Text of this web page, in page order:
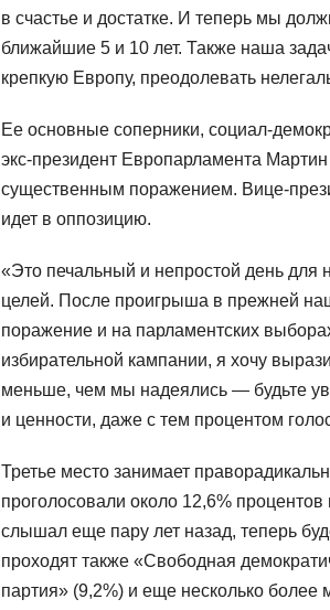
в счастье и достатке. И теперь мы
ближайшие 5 и 10 лет. Также наша
крепкую Европу, преодолевать
Ее основные соперники, социал-
экс-президент Европарламента
существенным поражением. Вице-
идет в оппозицию.
«Это печальный и непростой день для
целей. После проигрыша в прежней
поражение и на парламентских
избирательной кампании, я хочу
меньше, чем мы надеялись — будьте
и ценности, даже с тем процентом
Третье место занимает
проголосовали около 12,6%
слышал еще пару лет назад, теперь
проходят также «Свободная
партия» (9,2%) и еще несколько более